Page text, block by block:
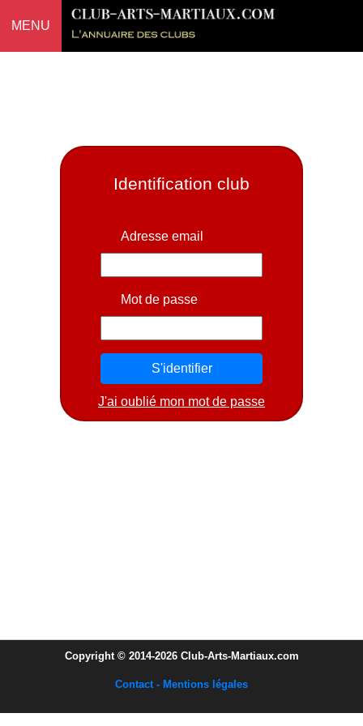
MENU
Identification club
Adresse email
Mot de passe
J'ai oublié mon mot de passe
Copyright © 2014-2026 Club-Arts-Martiaux.com
Contact - Mentions légales